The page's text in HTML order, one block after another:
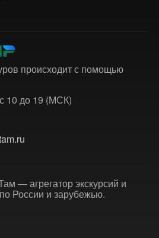
происходит с помощью
10 до 19 (МСК)
— агрегатор экскурсий и
России и зарубежью.